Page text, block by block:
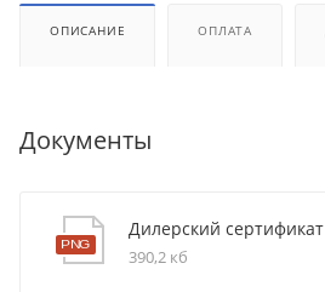
ОПИСАНИЕ ОПЛАТА
Документы
Дилерский сертификат
390,2 кб